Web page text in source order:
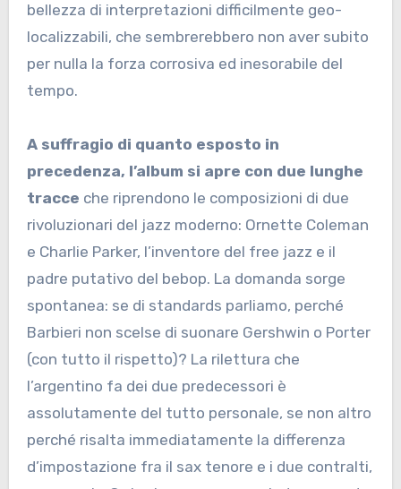
bellezza di interpretazioni difficilmente geo-
localizzabili, che sembrerebbero non aver subito
per nulla la forza corrosiva ed inesorabile del
tempo.
A suffragio di quanto esposto in
precedenza, l’album si apre con due lunghe
tracce che riprendono le composizioni di due
rivoluzionari del jazz moderno: Ornette Coleman
e Charlie Parker, l’inventore del free jazz e il
padre putativo del bebop. La domanda sorge
spontanea: se di standards parliamo, perché
Barbieri non scelse di suonare Gershwin o Porter
(con tutto il rispetto)? La rilettura che
l’argentino fa dei due predecessori è
assolutamente del tutto personale, se non altro
perché risalta immediatamente la differenza
d’impostazione fra il sax tenore e i due contralti,